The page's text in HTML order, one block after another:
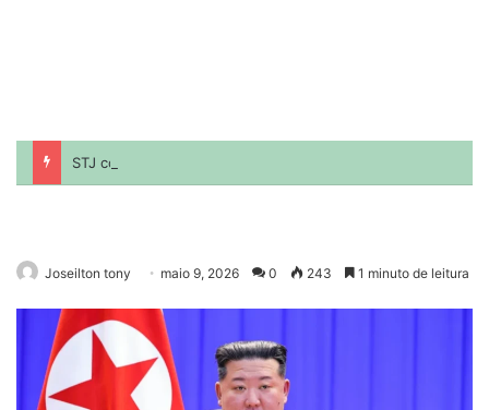
Joseilton tony maio 9, 2026 0 243 1 minuto de leitura